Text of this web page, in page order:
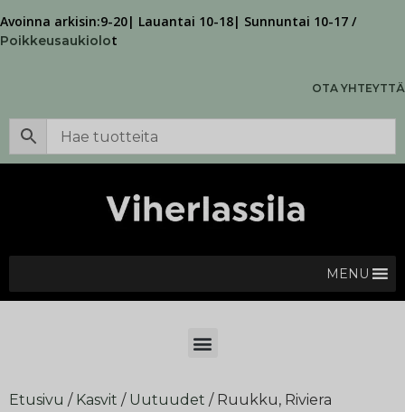
Avoinna arkisin:9-20| Lauantai 10-18| Sunnuntai 10-17 /
Poikkeusaukiolot
OTA YHTEYTTÄ
MENU
Etusivu / Kasvit / Uutuudet / Ruukku, Riviera